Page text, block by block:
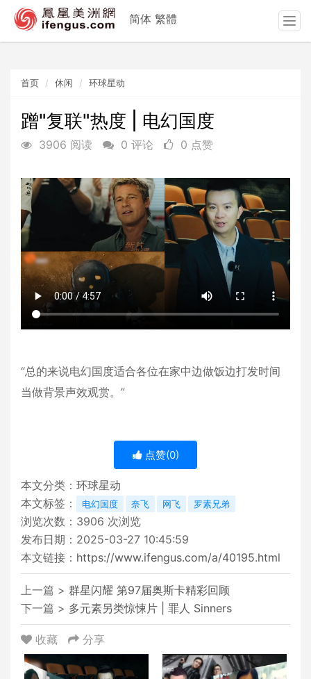
首页 休闲 环球星动
蹭"复联"热度 | 电幻国度
3906 阅读 0 评论 0 点赞
“总的来说电幻国度适合各位在家中边做饭边打发时间
当做背景声效观赏。”
点赞(0)
本文分类： 环球星动
本文标签：
电幻国度 奈飞 网飞 罗素兄弟
浏览次数： 3906 次浏览
发布日期：2025-03-27 10:45:59
本文链接： https://www.ifengus.com/a/40195.html
上一篇 > 群星闪耀 第97届奥斯卡精彩回顾
下一篇 > 多元素另类惊悚片 | 罪人 Sinners
收藏 分享
简体 繁體
T
o
g
a
t
i
o